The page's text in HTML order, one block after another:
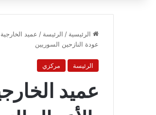
الرئيسية / الرئيسة / عميد
عودة النازحين السوريين
الرئيسة مركزي
عميد